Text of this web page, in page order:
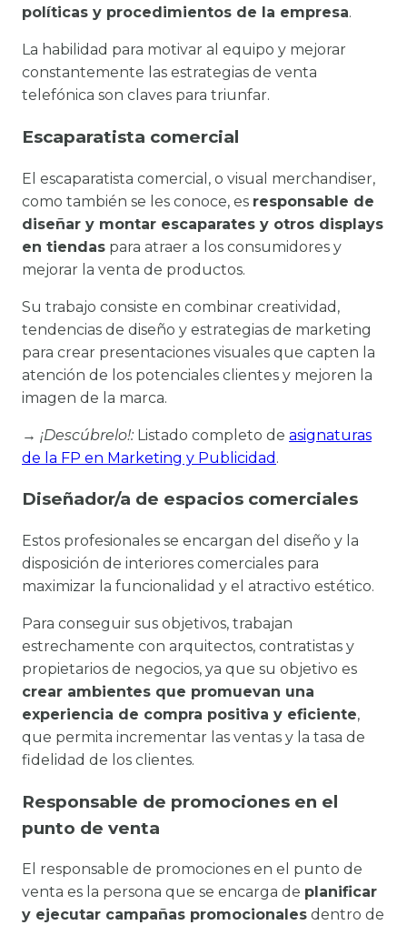
políticas y procedimientos de la empresa.
La habilidad para motivar al equipo y mejorar
constantemente las estrategias de venta
telefónica son claves para triunfar.
Escaparatista comercial
El escaparatista comercial, o visual merchandiser,
como también se les conoce, es responsable de
diseñar y montar escaparates y otros displays
en tiendas para atraer a los consumidores y
mejorar la venta de productos.
Su trabajo consiste en combinar creatividad,
tendencias de diseño y estrategias de marketing
para crear presentaciones visuales que capten la
atención de los potenciales clientes y mejoren la
imagen de la marca.
→ ¡Descúbrelo!: Listado completo de asignaturas
de la FP en Marketing y Publicidad .
Diseñador/a de espacios comerciales
Estos profesionales se encargan del diseño y la
disposición de interiores comerciales para
maximizar la funcionalidad y el atractivo estético.
Para conseguir sus objetivos, trabajan
estrechamente con arquitectos, contratistas y
propietarios de negocios, ya que su objetivo es
crear ambientes que promuevan una
experiencia de compra positiva y eficiente,
que permita incrementar las ventas y la tasa de
fidelidad de los clientes.
Responsable de promociones en el
punto de venta
El responsable de promociones en el punto de
venta es la persona que se encarga de planificar
y ejecutar campañas promocionales dentro de